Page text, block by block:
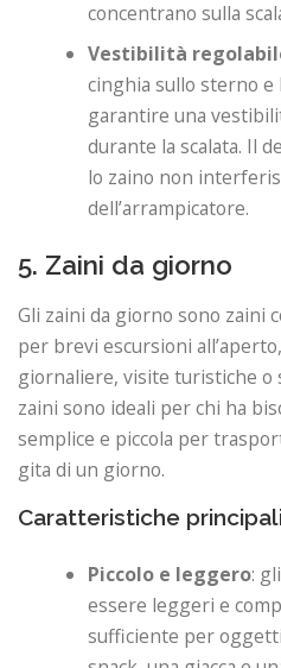
concentrano sulla
Vestibilità
cinghia sullo sterno e
garantire una
durante la scalata. Il
lo zaino non
dell’arrampicatore.
5. Zaini da giorno
Gli zaini da giorno sono zaini
per brevi escursioni
giornaliere, visite turistiche o
zaini sono ideali per chi ha
semplice e piccola per
gita di un giorno.
Caratteristiche
Piccolo e leggero:
essere leggeri e
sufficiente per